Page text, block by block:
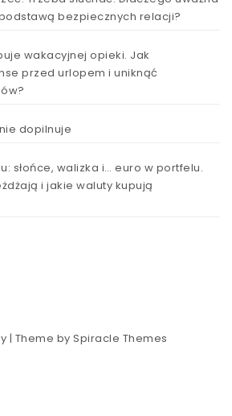
bezpiecznych relacji?
wakacyjnej opieki. Jak
przed urlopem i uniknąć
dopilnuje
słońce, walizka i… euro w portfelu.
i jakie waluty kupują
| Theme bySpiracle Themes